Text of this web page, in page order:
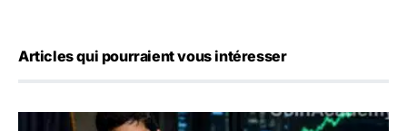
Articles qui pourraient vous intéresser
Emploi américain : 23 000 postes détruits en juillet, les